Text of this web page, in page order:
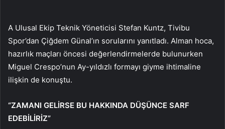
A Ulusal Ekip Teknik Yöneticisi Stefan Kuntz, Tivibu
Spor’dan Çiğdem Günal’ın sorularını yanıtladı. Alman hoca,
hazırlık maçları öncesi değerlendirmelerde bulunurken
Miguel Crespo’nun Ay-yıldızlı formayı giyme ihtimaline
ilişkin de konuştu.
“ZAMANI GELİRSE BU HAKKINDA DÜŞÜNCE SARF
EDEBİLİRİZ”